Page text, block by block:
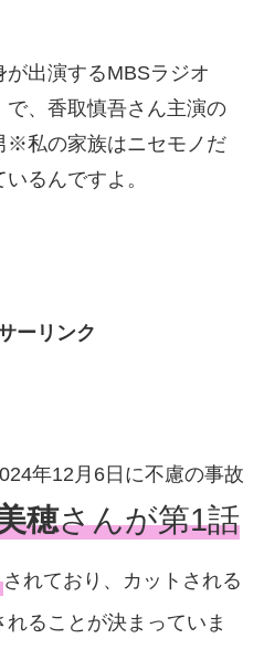
出演するMBSラジオ
で、香取慎吾さん主演の
※私の家族はニセモノだ
るんですよ。
ーリンク
年12月6日に不慮の事故
穂さんが第1話
されており、カットされる
ることが決まっていま